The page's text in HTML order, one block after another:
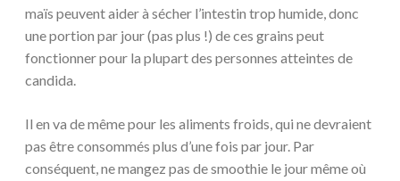
maïs peuvent aider à sécher l’intestin trop humide, donc
une portion par jour (pas plus !) de ces grains peut
fonctionner pour la plupart des personnes atteintes de
candida.
Il en va de même pour les aliments froids, qui ne devraient
pas être consommés plus d’une fois par jour. Par
conséquent, ne mangez pas de smoothie le jour même où